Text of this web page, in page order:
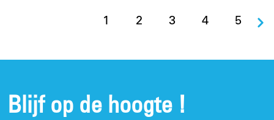
1 2 3 4 5
Blijf op de hoogte !